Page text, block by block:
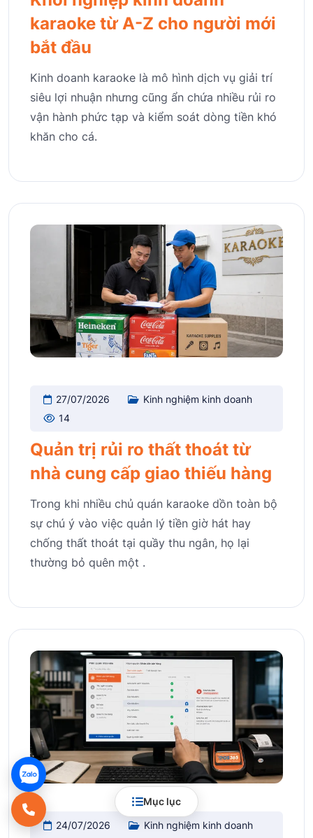
Mục lục
karaoke từ A-Z cho người mới
bắt đầu
Kinh doanh karaoke là mô hình dịch vụ giải trí
siêu lợi nhuận nhưng cũng ẩn chứa nhiều rủi ro
vận hành phức tạp và kiểm soát dòng tiền khó
khăn cho cá.
27/07/2026
Kinh nghiệm kinh doanh
14
Quản trị rủi ro thất thoát từ
nhà cung cấp giao thiếu hàng
Trong khi nhiều chủ quán karaoke dồn toàn bộ
sự chú ý vào việc quản lý tiền giờ hát hay
chống thất thoát tại quầy thu ngân, họ lại
thường bỏ quên một .
24/07/2026
Kinh nghiệm kinh doanh